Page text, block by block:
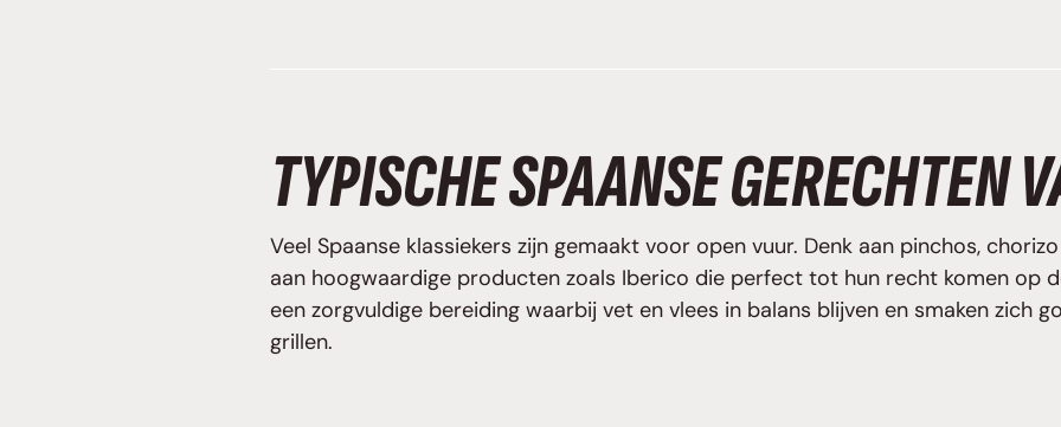
TYPISCHE SPAANSE GERECHTEN
Veel Spaanse klassiekers zijn gemaakt voor open vuur. Denk aan pinchos,
aan hoogwaardige producten zoals Iberico die perfect tot hun recht komen op
een zorgvuldige bereiding waarbij vet en vlees in balans blijven en smaken zich
grillen.